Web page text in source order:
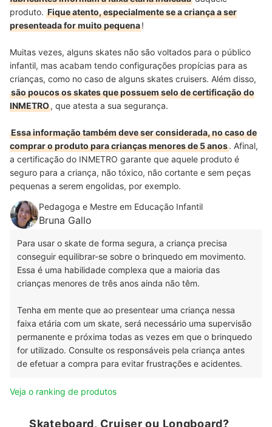
produto. Fique atento, especialmente se a criança a ser
presenteada for muito pequena!
Muitas vezes, alguns skates não são voltados para o público
infantil, mas acabam tendo configurações propícias para as
crianças, como no caso de alguns skates cruisers. Além disso,
são poucos os skates que possuem selo de certificação do
INMETRO, que atesta a sua segurança.
Essa informação também deve ser considerada, no caso de
comprar o produto para crianças menores de 5 anos. Afinal,
a certificação do INMETRO garante que aquele produto é
seguro para a criança, não tóxico, não cortante e sem peças
pequenas a serem engolidas, por exemplo.
Pedagoga e Mestre em Educação Infantil
Bruna Gallo
Para usar o skate de forma segura, a criança precisa
conseguir equilibrar-se sobre o brinquedo em movimento.
Essa é uma habilidade complexa que a maioria das
crianças menores de três anos ainda não têm.
Tenha em mente que ao presentear uma criança nessa
faixa etária com um skate, será necessário uma supervisão
permanente e próxima todas as vezes em que o brinquedo
for utilizado. Consulte os responsáveis pela criança antes
de efetuar a compra para evitar frustrações e acidentes.
Veja o ranking de produtos
Skateboard, Cruiser ou Longboard?